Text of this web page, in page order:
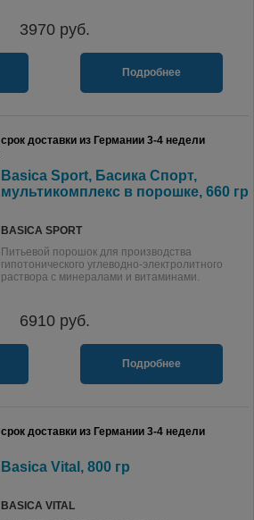
3970руб.
Подробнее
срок доставки из Германии 3-4 недели
Basica Sport, Басика Спорт,
мультикомплекс в порошке, 660 гр
BASICA SPORT
Питьевой порошок для производства
гипотонического углеводно-электролитного
раствора с минералами и витаминами.
6910руб.
Подробнее
срок доставки из Германии 3-4 недели
Basica Vital, 800 гр
BASICA VITAL